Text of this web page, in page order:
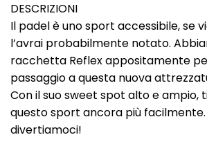
DESCRIZIONI
Il padel è uno sport accessibile, se
l’avrai probabilmente notato.
racchetta Reflex appositamente
passaggio a questa nuova
Con il suo sweet spot alto e ampio,
questo sport ancora più
divertiamoci!